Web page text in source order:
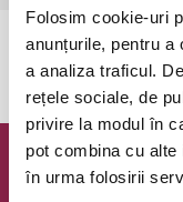
Folosim cookie-uri
anunțurile, pentru a
a analiza traficul.
rețele sociale, de
privire la modul în
pot combina cu
în urma folosirii